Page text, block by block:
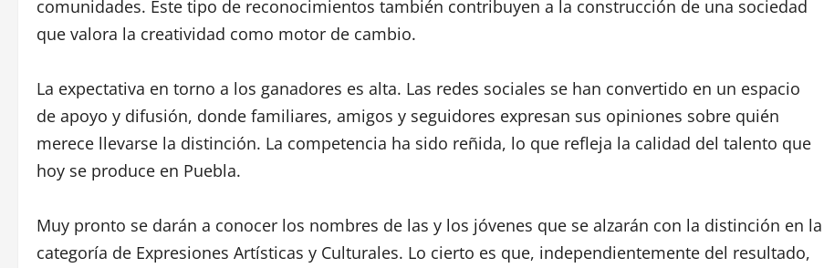
comunidades. Este tipo de reconocimientos también contribuyen a la construcción de una sociedad
que valora la creatividad como motor de cambio.
La expectativa en torno a los ganadores es alta. Las redes sociales se han convertido en un espacio
de apoyo y difusión, donde familiares, amigos y seguidores expresan sus opiniones sobre quién
merece llevarse la distinción. La competencia ha sido reñida, lo que refleja la calidad del talento que
hoy se produce en Puebla.
Muy pronto se darán a conocer los nombres de las y los jóvenes que se alzarán con la distinción en la
categoría de Expresiones Artísticas y Culturales. Lo cierto es que, independientemente del resultado,